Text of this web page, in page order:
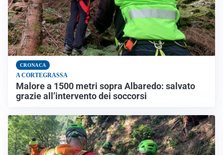
CRONACA
A CORTEGRASSA
Malore a 1500 metri sopra Albaredo: salvato
grazie all’intervento dei soccorsi